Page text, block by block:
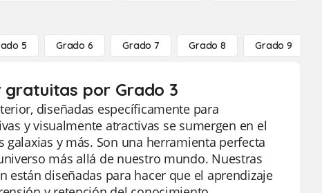
5 Grado 6 Grado 7 Grado 8 Grado 9
por Grado 3
diseñadas específicamente para
y visualmente atractivas se sumergen en el
y más. Son una herramienta perfecta
más allá de nuestro mundo. Nuestras
diseñadas para hacer que el aprendizaje